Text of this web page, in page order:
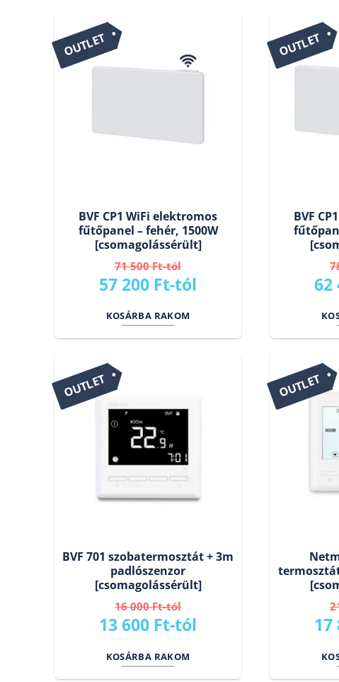
500 Ft.
OUTLET
BVF CP1 WiFi elektromos
fűtőpanel – fehér, 1500W
[csomagolássérült]
71 500Ft
Original
price
was:
500 Ft.
57 200 Ft
KOSÁRBA RAKOM
OUTLET
BVF
62
OUTLET
BVF 701 szobatermosztát + 3m
padlószenzor
[csomagolássérült]
16 000Ft
Original
price
was:
13 600 Ft
KOSÁRBA RAKOM
OUTLET
17